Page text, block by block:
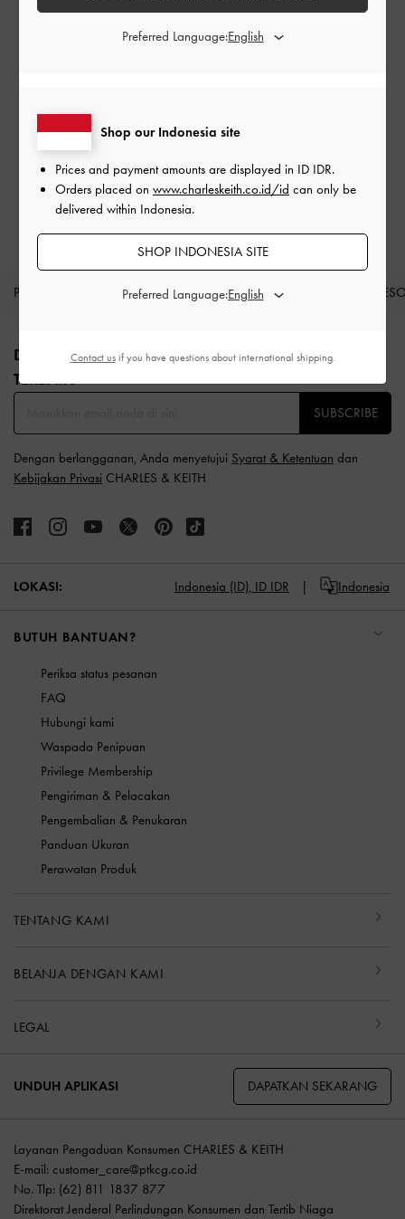
MUAT LEBIH BANYAK
PRODUK BARU SEPATU TAS DOMPET
DAFTAR UNTUK MENDAPATKAN INFO FASHION
TERBARU​
SUBSCRIBE
Dengan berlangganan, Anda menyetujui Syarat & Ketentuan dan
Kebijakan Privasi CHARLES & KEITH
LOKASI: Indonesia (ID), ID IDR Indonesia
BUTUH BANTUAN?
Periksa status pesanan
FAQ
Hubungi kami
Waspada Penipuan
Privilege Membership
Pengiriman & Pelacakan
Pengembalian & Penukaran
Panduan Ukuran
Perawatan Produk
TENTANG KAMI
BELANJA DENGAN KAMI
LEGAL
UNDUH APLIKASI DAPATKAN SEKARANG
Layanan Pengaduan Konsumen CHARLES & KEITH
E-mail: customer_care@ptkcg.co.id
No. Tlp: (62) 811 1837 877
Direktorat Jenderal Perlindungan Konsumen dan Tertib Niaga
Shop our Indonesia site
Prices and payment amounts are displayed in ID IDR.
Orders placed on www.charleskeith.co.id/id can only be
delivered within Indonesia.
SHOP INDONESIA SITE
Preferred Language:
Preferred Language:
Contact usif you have questions about international shipping.